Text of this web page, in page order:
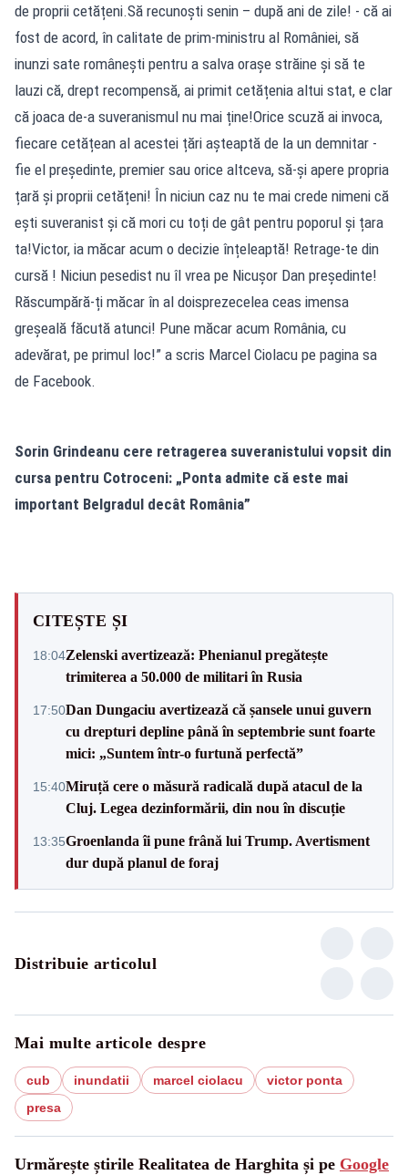
de proprii cetățeni.Să recunoști senin – după ani de zile! - că ai
fost de acord, în calitate de prim-ministru al României, să
inunzi sate românești pentru a salva orașe străine și să te
lauzi că, drept recompensă, ai primit cetățenia altui stat, e clar
că joaca de-a suveranismul nu mai ține!Orice scuză ai invoca,
fiecare cetățean al acestei țări așteaptă de la un demnitar -
fie el președinte, premier sau orice altceva, să-și apere propria
țară și proprii cetățeni! În niciun caz nu te mai crede nimeni că
ești suveranist și că mori cu toți de gât pentru poporul și țara
ta!Victor, ia măcar acum o decizie înțeleaptă! Retrage-te din
cursă ! Niciun pesedist nu îl vrea pe Nicușor Dan președinte!
Răscumpără-ți măcar în al doisprezecelea ceas imensa
greșeală făcută atunci! Pune măcar acum România, cu
adevărat, pe primul loc!” a scris Marcel Ciolacu pe pagina sa
de Facebook.
Sorin Grindeanu cere retragerea suveranistului vopsit din
cursa pentru Cotroceni: „Ponta admite că este mai
important Belgradul decât România”
CITEȘTE ȘI
18:04Zelenski avertizează: Phenianul pregătește
trimiterea a 50.000 de militari în Rusia
17:50Dan Dungaciu avertizează că șansele unui guvern
cu drepturi depline până în septembrie sunt foarte
mici: „Suntem într-o furtună perfectă”
15:40Miruță cere o măsură radicală după atacul de la
Cluj. Legea dezinformării, din nou în discuție
13:35Groenlanda îi pune frână lui Trump. Avertisment
dur după planul de foraj
Distribuie articolul
Mai multe articole despre
cub inundatii marcel ciolacu
victor ponta
presa
Urmărește știrile Realitatea de Harghita și pe Google